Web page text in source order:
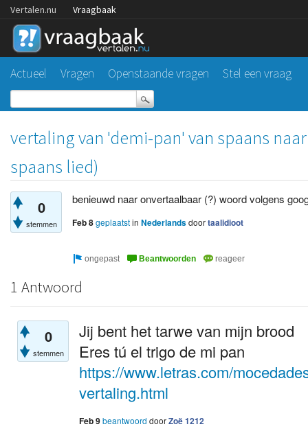
Vertalen.nu Vraagbaak
Actueel Vragen Openstaande vragen Stel een vraag
vertaling van 'demi-pan' van spaans
spaans lied)
0
stemmen
benieuwd naar onvertaalbaar (?) woord volgens
Feb 8geplaatstin Nederlandsdoortaalidioot
1 Antwoord
0
stemmen
Jij bent het tarwe van mijn brood
Eres tú el trigo de mi pan
https://www.letras.com/
vertaling.html
Feb 9beantwoord doorZoë 1212